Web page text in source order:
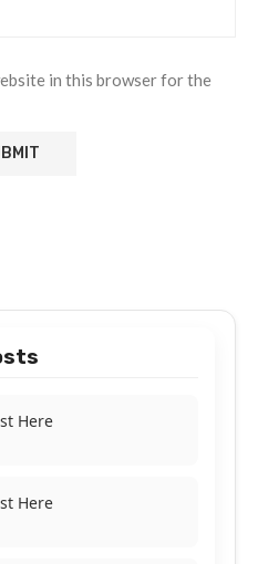
in this browser for the
Here
Here